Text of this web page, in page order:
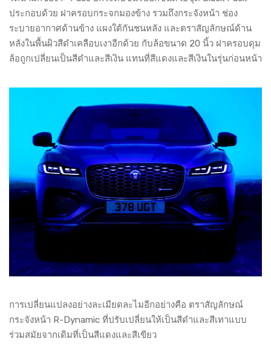
ประกอบด้วย ฝาครอบกระจกมองข้าง รวมถึงกระจังหน้า ช่อง
ระบายอากาศด้านข้าง แผงใต้กันชนหลัง และตราสัญลักษณ์ด้าน
หลังในพื้นผิวสีดำเคลือบเงาอีกด้วย กับล้อขนาด 20 นิ้ว ฝาครอบดุม
ล้อถูกเปลี่ยนเป็นสีดำและสีเงิน แทนที่สีแดงและสีเงินในรุ่นก่อนหน้า
การเปลี่ยนแปลงอย่างละเมียดละไมอีกอย่างคือ ตราสัญลักษณ์
กระจังหน้า R-Dynamic ที่ปรับเปลี่ยนให้เป็นสีดำและสีเทาแบบ
ร่วมสมัยจากเดิมที่เป็นสีแดงและสีเขียว